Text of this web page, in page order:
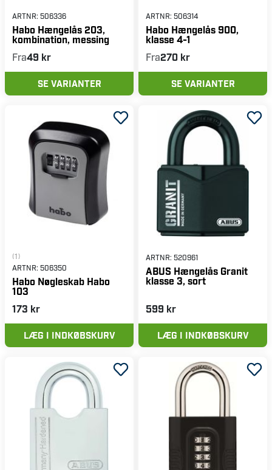
ARTNR: 506336
Habo Hængelås 203,
kombination, messing
Fra49 kr
SE VARIANTER
ARTNR: 506314
Habo Hængelås 900,
klasse 4-1
Fra270 kr
SE VARIANTER
(1)
ARTNR: 506350
Habo Nøgleskab Habo
103
173 kr
LÆG I INDKØBSKURV
ARTNR: 520961
ABUS Hængelås Granit
klasse 3, sort
599 kr
LÆG I INDKØBSKURV